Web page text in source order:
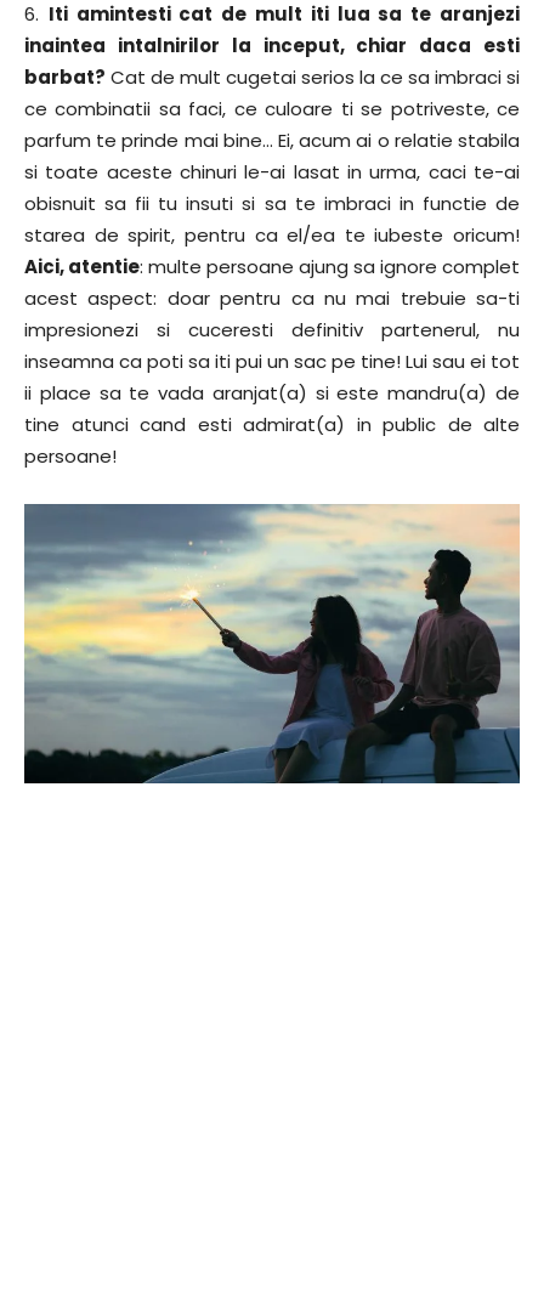
6. Iti amintesti cat de mult iti lua sa te aranjezi
inaintea intalnirilor la inceput, chiar daca esti
barbat? Cat de mult cugetai serios la ce sa imbraci si
ce combinatii sa faci, ce culoare ti se potriveste, ce
parfum te prinde mai bine… Ei, acum ai o relatie stabila
si toate aceste chinuri le-ai lasat in urma, caci te-ai
obisnuit sa fii tu insuti si sa te imbraci in functie de
starea de spirit, pentru ca el/ea te iubeste oricum!
Aici, atentie: multe persoane ajung sa ignore complet
acest aspect: doar pentru ca nu mai trebuie sa-ti
impresionezi si cuceresti definitiv partenerul, nu
inseamna ca poti sa iti pui un sac pe tine! Lui sau ei tot
ii place sa te vada aranjat(a) si este mandru(a) de
tine atunci cand esti admirat(a) in public de alte
persoane!